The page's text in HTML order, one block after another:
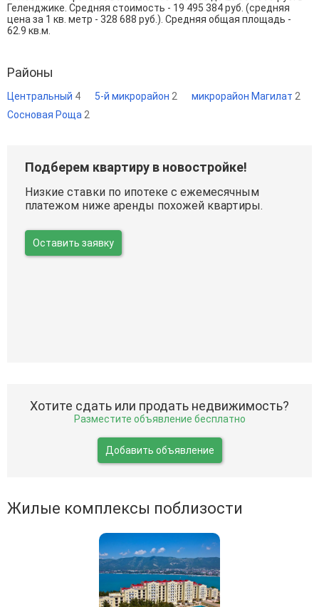
Геленджике. Средняя стоимость - 19 495 384 руб. (средняя
цена за 1 кв. метр - 328 688 руб.). Средняя общая площадь -
62.9 кв.м.
Районы
Центральный 4 5-й микрорайон 2 микрорайон Магилат 2
Сосновая Роща 2
Подберем квартиру в новостройке!
Низкие ставки по ипотеке с ежемесячным
платежом ниже аренды похожей квартиры.
Оставить заявку
Хотите сдать или продать недвижимость?
Разместите объявление бесплатно
Добавить объявление
Жилые комплексы поблизости